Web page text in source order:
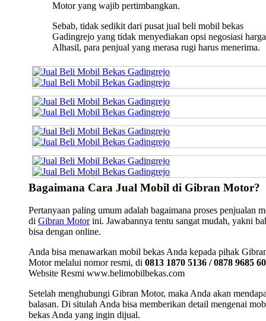
Motor yang wajib pertimbangkan.
Sebab, tidak sedikit dari pusat jual beli mobil bekas
Gadingrejo yang tidak menyediakan opsi negosiasi
Alhasil, para penjual yang merasa rugi harus menerima.
Bagaimana Cara Jual Mobil di Gibran Motor?
Pertanyaan paling umum adalah bagaimana proses penjualan
di Gibran Motorini. Jawabannya tentu sangat mudah, yakni
bisa dengan online.
Anda bisa menawarkan mobil bekas Anda kepada pihak
Motor melalui nomor resmi, di 0813 1870 5136 / 0878 9685
Website Resmi www.belimobilbekas.com
Setelah menghubungi Gibran Motor, maka Anda akan
balasan. Di situlah Anda bisa memberikan detail mengenai
bekas Anda yang ingin dijual.